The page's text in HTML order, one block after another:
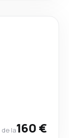
de la160 €